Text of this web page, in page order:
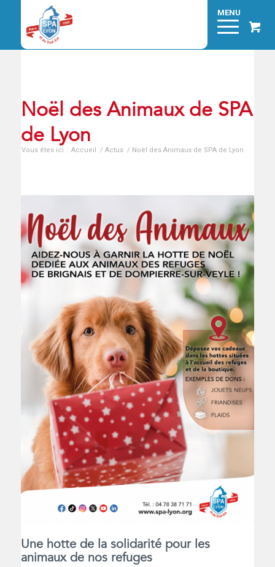
Noël des Animaux de SPA
de Lyon
Vous êtes ici : Accueil / Actus / Noël des Animaux de SPA de Lyon
Une hotte de la solidarité pour les
animaux de nos refuges